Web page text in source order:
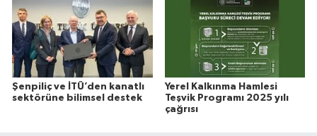
Şenpiliç ve İTÜ’den kanatlı
sektörüne bilimsel destek
Yerel Kalkınma Hamlesi
Teşvik Programı 2025 yılı
çağrısı